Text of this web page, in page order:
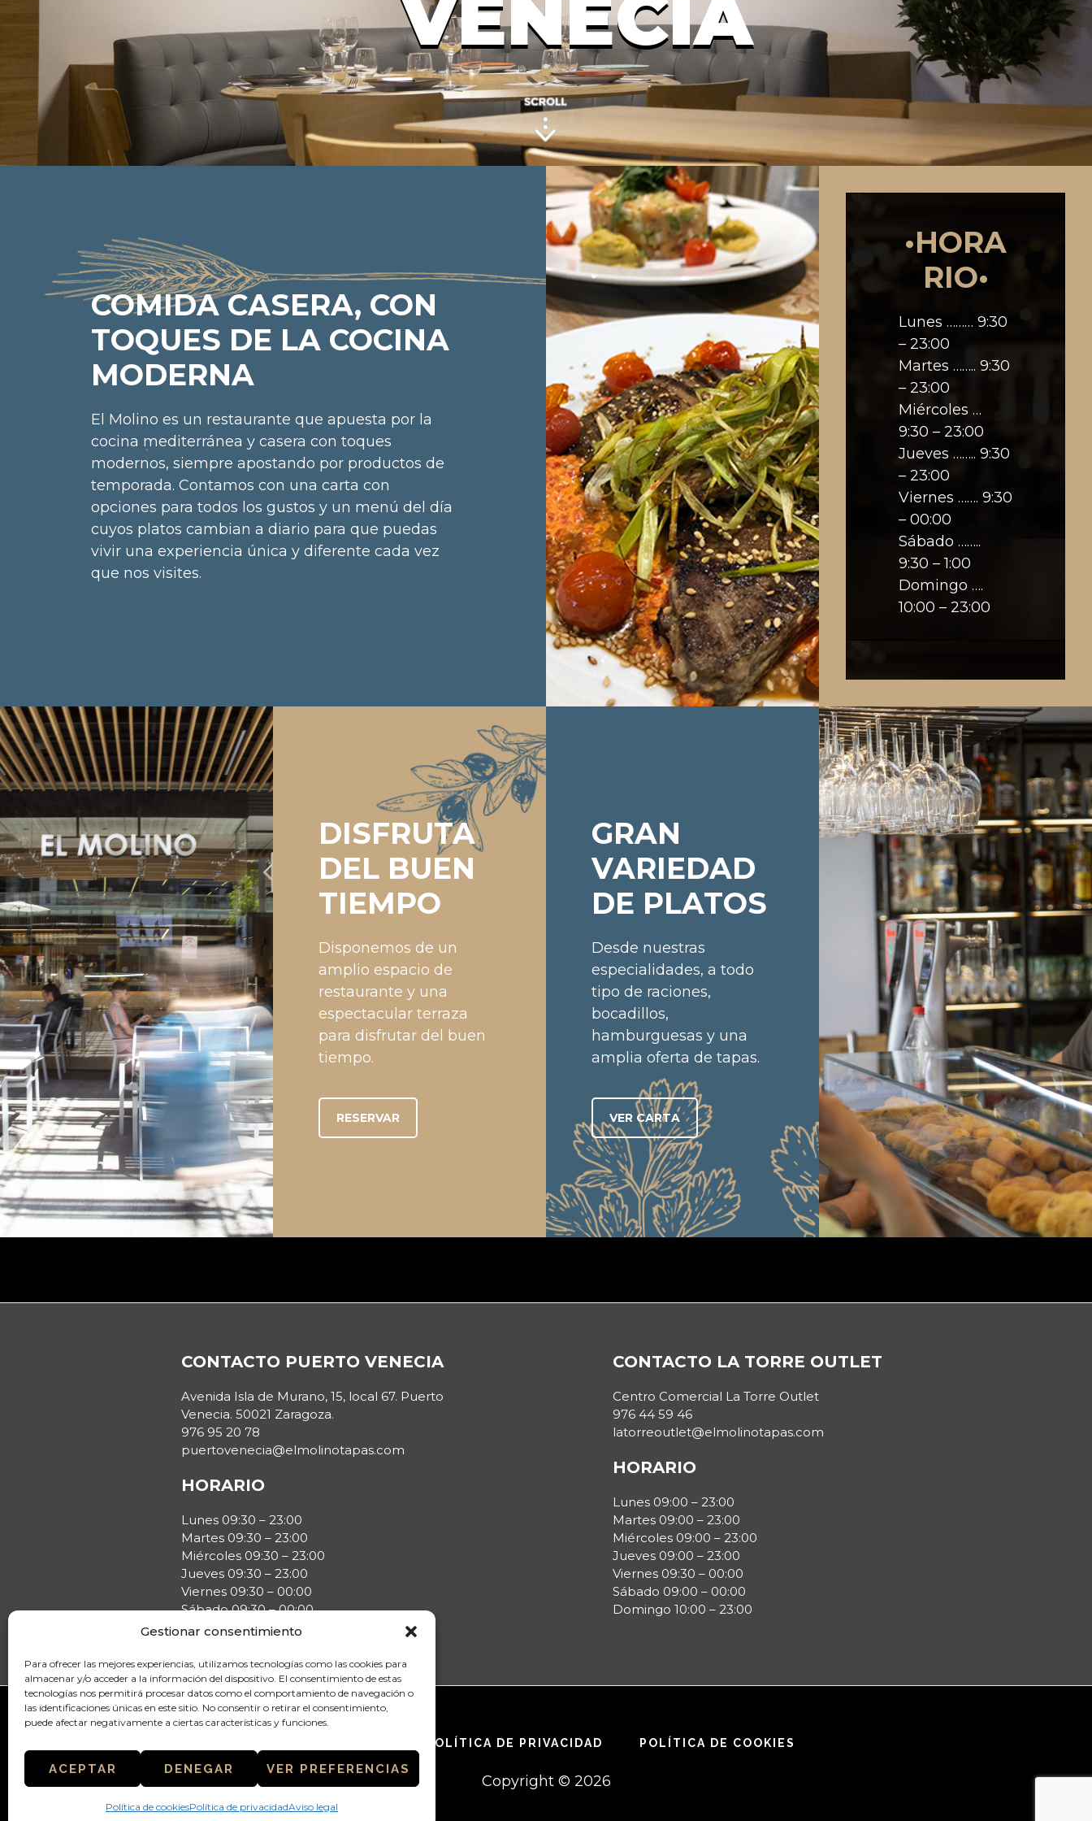
Gestionar consentimiento
Para ofrecer las mejores experiencias, utilizamos tecnologías como las cookies para
almacenar y/o acceder a la información del dispositivo. El consentimiento de estas
tecnologías nos permitirá procesar datos como el comportamiento de navegación o
las identificaciones únicas en este sitio. No consentir o retirar el consentimiento,
puede afectar negativamente a ciertas características y funciones.
ACEPTAR DENEGAR VER PREFERENCIAS
Política de cookiesPolítica de privacidadAviso legal
VENECIA
COMIDA CASERA, CON
TOQUES DE LA COCINA
MODERNA
El Molino es un restaurante que apuesta por la
cocina mediterránea y casera con toques
modernos, siempre apostando por productos de
temporada. Contamos con una carta con
opciones para todos los gustos y un menú del día
cuyos platos cambian a diario para que puedas
vivir una experiencia única y diferente cada vez
que nos visites.
•HORA
RIO•
Lunes ……… 9:30
– 23:00
Martes …….. 9:30
– 23:00
Miércoles …
9:30 – 23:00
Jueves …….. 9:30
– 23:00
Viernes ……. 9:30
– 00:00
Sábado ……..
9:30 – 1:00
Domingo ….
10:00 – 23:00
DISFRUTA
DEL BUEN
TIEMPO
Disponemos de un
amplio espacio de
restaurante y una
espectacular terraza
para disfrutar del buen
tiempo.
RESERVAR
GRAN
VARIEDAD
DE PLATOS
Desde nuestras
especialidades, a todo
tipo de raciones,
bocadillos,
hamburguesas y una
amplia oferta de tapas.
VER CARTA
CONTACTO PUERTO VENECIA
Avenida Isla de Murano, 15, local 67. Puerto
Venecia. 50021 Zaragoza.
976 95 20 78
puertovenecia@elmolinotapas.com
HORARIO
Lunes 09:30 – 23:00
Martes 09:30 – 23:00
Miércoles 09:30 – 23:00
Jueves 09:30 – 23:00
Viernes 09:30 – 00:00
Sábado 09:30 – 00:00
Domingo 10:00 – 23:00
CONTACTO LA TORRE OUTLET
Centro Comercial La Torre Outlet
976 44 59 46
latorreoutlet@elmolinotapas.com
HORARIO
Lunes 09:00 – 23:00
Martes 09:00 – 23:00
Miércoles 09:00 – 23:00
Jueves 09:00 – 23:00
Viernes 09:30 – 00:00
Sábado 09:00 – 00:00
Domingo 10:00 – 23:00
POLÍTICA DE PRIVACIDAD POLÍTICA DE COOKIES
Copyright © 2026